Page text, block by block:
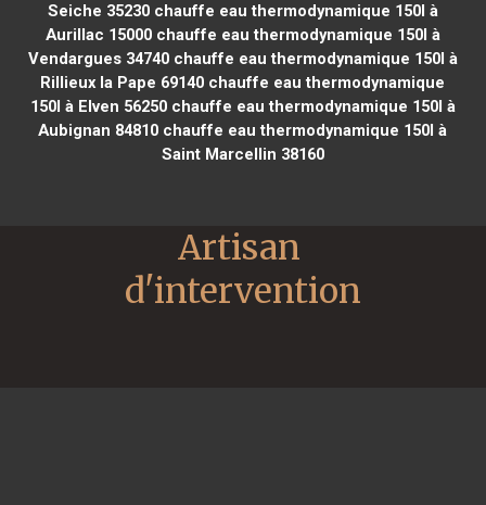
Seiche 35230chauffe eau thermodynamique 150l à
Aurillac 15000chauffe eau thermodynamique 150l à
Vendargues 34740chauffe eau thermodynamique 150l à
Rillieux la Pape 69140 chauffe eau thermodynamique
150l à Elven 56250chauffe eau thermodynamique 150l à
Aubignan 84810 chauffe eau thermodynamique 150l à
Saint Marcellin 38160
Artisan
d'intervention